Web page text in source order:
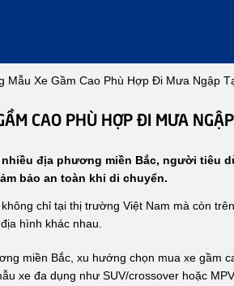
Mẫu Xe Gầm Cao Phù Hợp Đi Mưa Ngập
CAO PHÙ HỢP ĐI MƯA
địa phương miền Bắc, người tiêu
bảo an toàn khi di chuyển.
chỉ tại thị trường Việt Nam mà còn
hình khác nhau.
miền Bắc, xu hướng chọn mua xe gầm
xe đa dụng như SUV/crossover hoặc